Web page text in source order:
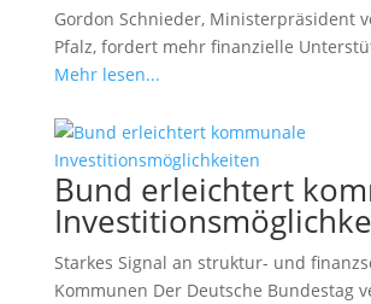
Gordon Schnieder, Ministerpräsident
Pfalz, fordert mehr finanzielle
Mehr lesen...
Bund erleichtert
Starkes Signal an struktur- und
Kommunen Der Deutsche Bundestag